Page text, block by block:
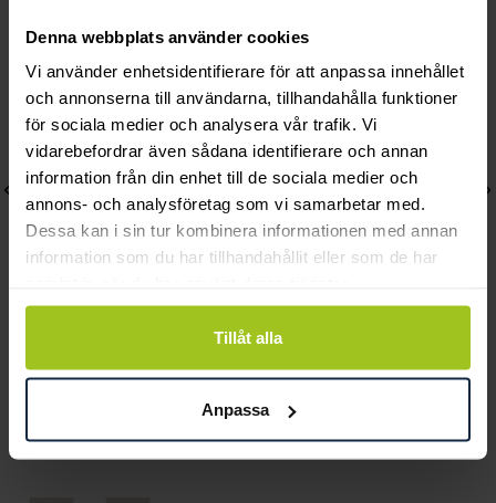
Denna webbplats använder cookies
Vi använder enhetsidentifierare för att anpassa innehållet
och annonserna till användarna, tillhandahålla funktioner
för sociala medier och analysera vår trafik. Vi
vidarebefordrar även sådana identifierare och annan
information från din enhet till de sociala medier och
annons- och analysföretag som vi samarbetar med.
Dessa kan i sin tur kombinera informationen med annan
information som du har tillhandahållit eller som de har
Tillåt alla
Anpassa
Agnes hänge 18K vitguld
Pris
8 770 kr
Classic
Aveline 0,99 ct LAB-
grown rödguld